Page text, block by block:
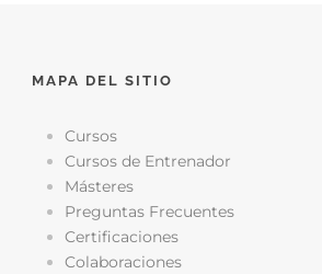
MAPA DEL SITIO
Cursos
Cursos de Entrenador
Másteres
Preguntas Frecuentes
Certificaciones
Colaboraciones